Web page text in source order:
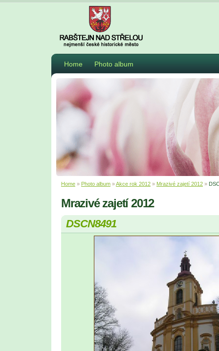
Home Photo album
Home » Photo album »Akce rok 2012 » Mrazivé zajetí 2012 »
Mrazivé zajetí 2012
DSCN8491